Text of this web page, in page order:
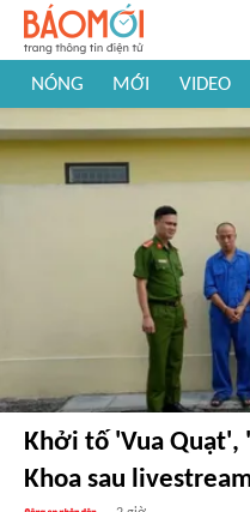
NÓNG MỚI VIDEO
#Khám phá thế giới
Khởi tố 'Vua Quạt',
Khoa sau